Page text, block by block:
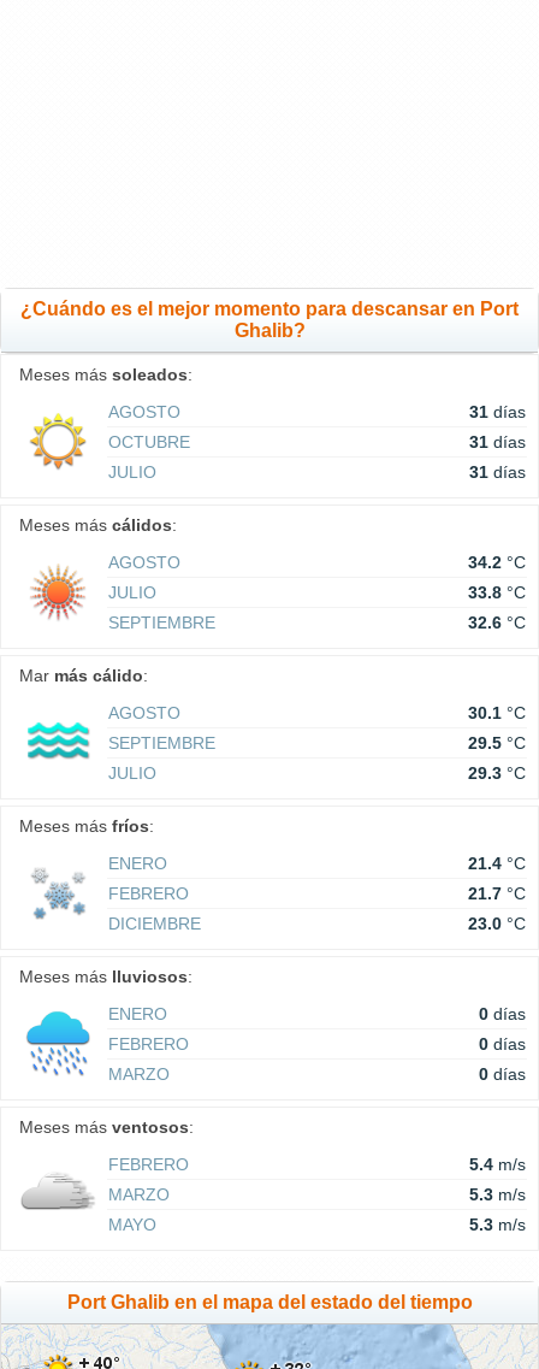
¿Cuándo es el mejor momento para descansar en Port
Ghalib?
Meses más soleados:
AGOSTO
31 días
OCTUBRE
31 días
JULIO
31 días
Meses más cálidos:
AGOSTO
34.2 °C
JULIO
33.8 °C
SEPTIEMBRE
32.6 °C
Mar más cálido:
AGOSTO
30.1 °C
SEPTIEMBRE
29.5 °C
JULIO
29.3 °C
Meses más fríos:
ENERO
21.4 °C
FEBRERO
21.7 °C
DICIEMBRE
23.0 °C
Meses más lluviosos:
ENERO
0 días
FEBRERO
0 días
MARZO
0 días
Meses más ventosos:
FEBRERO
5.4 m/s
MARZO
5.3 m/s
MAYO
5.3 m/s
Port Ghalib en el mapa del estado del tiempo